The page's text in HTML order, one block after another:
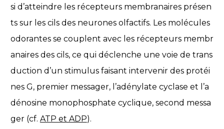
si d’atteindre les récepteurs membranaires présen
ts sur les cils des neurones olfactifs. Les molécules
odorantes se couplent avec les récepteurs membr
anaires des cils, ce qui déclenche une voie de trans
duction d’un stimulus faisant intervenir des protéi
nes G, premier messager, l’adénylate cyclase et l’a
dénosine monophosphate cyclique, second messa
ger (cf. ATP et ADP).